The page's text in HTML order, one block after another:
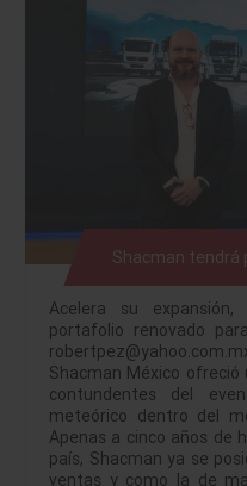
Shacman tendrá
Acelera su
portafolio renovado
Shacman México
contundentes del
meteórico dentro del
Apenas a cinco años de
país, Shacman ya se
ventas y como la de